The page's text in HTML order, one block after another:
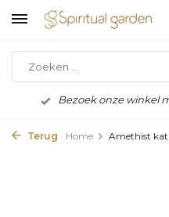
Bezoek onze winkel
Terug Home Amethist